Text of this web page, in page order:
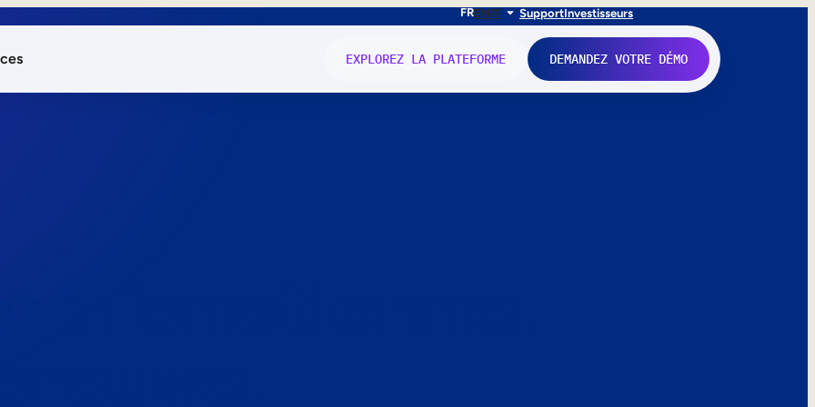
FRENIT SupportInvestisseurs
EXPLOREZ LA PLATEFORME DEMANDEZ VOTRE DÉMO